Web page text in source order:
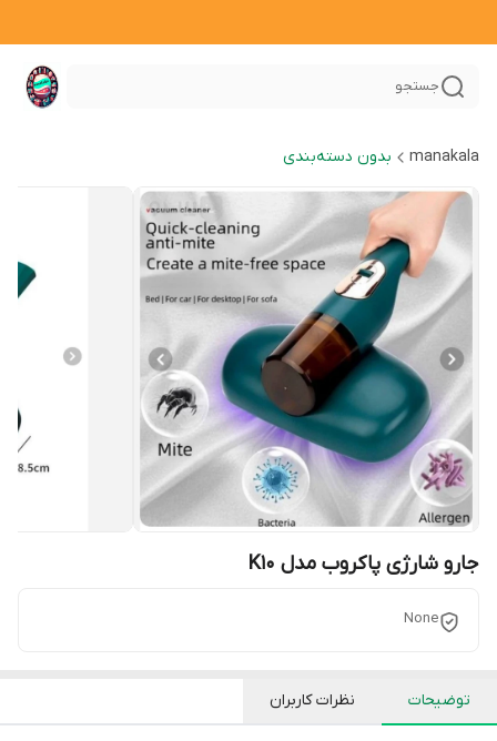
جستجو
manakala بدون دسته‌بندی
جارو شارژی پاکروب مدل K10
None
توضیحات نظرات کاربران